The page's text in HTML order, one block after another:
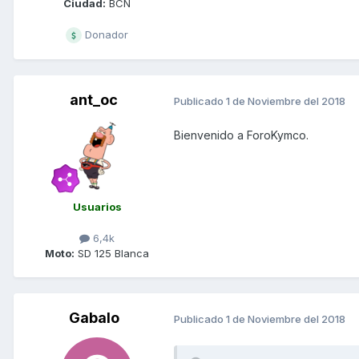
Ciudad: BCN
Donador
ant_oc
Usuarios
6,4k
Moto: SD 125 Blanca
Publicado 1 de Noviembre del 2018
Bienvenido a ForoKymco.
Gabalo Publicado 1 de Noviembre del 2018